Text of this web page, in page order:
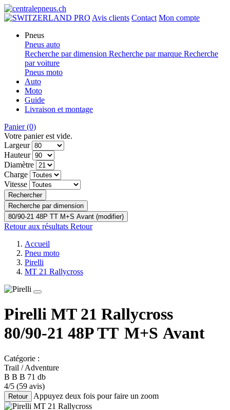
PRO Avis clients Contact Mon compte
Pneus
Pneus auto
Recherche par dimension Recherche par marque Recherche
par voiture
Pneus moto
Auto
Moto
Guide
Livraison et montage
Panier (0)
Votre panier est vide.
Largeur
Hauteur
Diamètre
Charge
Vitesse
Rechercher
Recherche par dimension
80/90-21 48P TT M+S Avant (modifier)
Retour aux résultats Retour
Accueil
Pneu moto
Pirelli
MT 21 Rallycross
Pirelli MT 21 Rallycross
80/90-21 48PTT M+S Avant
Catégorie :
Trail / Adventure
B B B 71 db
4/5 (59 avis)
Retour Appuyez deux fois pour faire un zoom